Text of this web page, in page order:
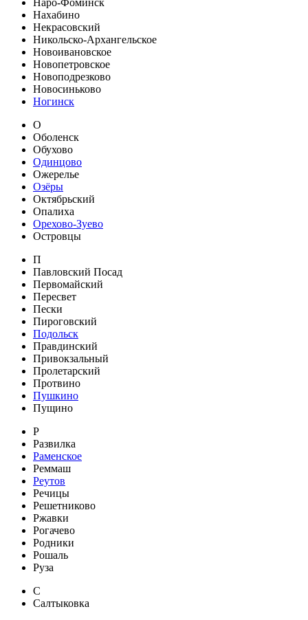
Наро-Фоминск
Нахабино
Некрасовский
Никольско-Архангельское
Новоивановское
Новопетровское
Новоподрезково
Новосиньково
Ногинск
О
Оболенск
Обухово
Одинцово
Ожерелье
Озёры
Октябрьский
Опалиха
Орехово-Зуево
Островцы
П
Павловский Посад
Первомайский
Пересвет
Пески
Пироговский
Подольск
Правдинский
Привокзальный
Пролетарский
Протвино
Пушкино
Пущино
Р
Развилка
Раменское
Реммаш
Реутов
Речицы
Решетниково
Ржавки
Рогачево
Родники
Рошаль
Руза
С
Салтыковка